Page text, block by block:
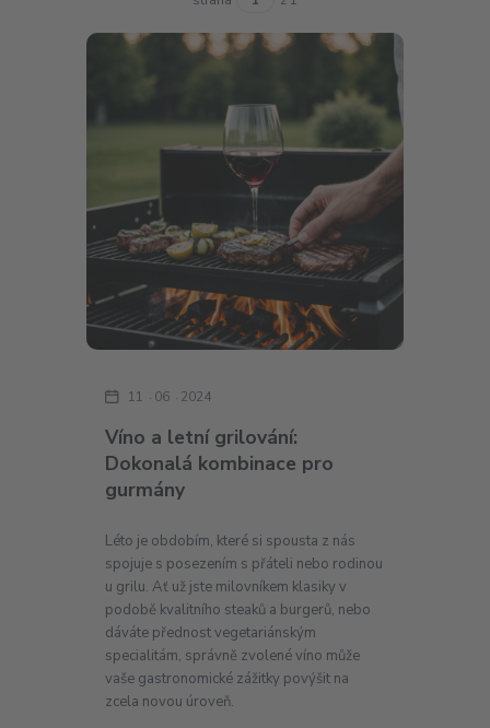
Víno a letní grilování:
Dokonalá kombinace pro
gurmány
11 06 2024
Léto je obdobím, které si spousta z nás
spojuje s posezením s přáteli nebo rodinou
u grilu. Ať už jste milovníkem klasiky v
podobě kvalitního steaků a burgerů, nebo
dáváte přednost vegetariánským
specialitám, správně zvolené víno může
vaše gastronomické zážitky povýšit na
zcela novou úroveň.